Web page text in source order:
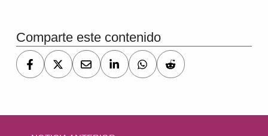
Comparte este contenido
Navegación de entradas